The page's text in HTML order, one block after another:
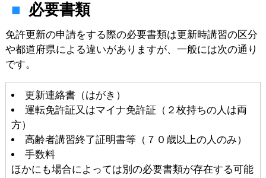
必要書類
免許更新の申請をする際の必要書類は更新時講習の区分
や都道府県による違いがありますが、一般には次の通り
です。
更新連絡書（はがき）
運転免許証又はマイナ免許証（２枚持ちの人は両
方）
高齢者講習終了証明書等（７０歳以上の人のみ）
手数料
ほかにも場合によっては別の必要書類が存在する可能